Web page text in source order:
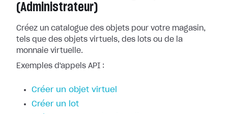
(Administrateur)
Créez un catalogue des objets pour votre magasin,
tels que des objets virtuels, des lots ou de la
monnaie virtuelle.
Exemples d'appels API :
Créer un objet virtuel
Créer un lot